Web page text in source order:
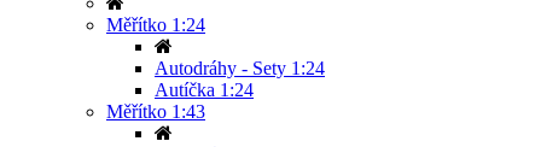
Měřítko 1:24
Autodráhy - Sety 1:24
Autíčka 1:24
Měřítko 1:43